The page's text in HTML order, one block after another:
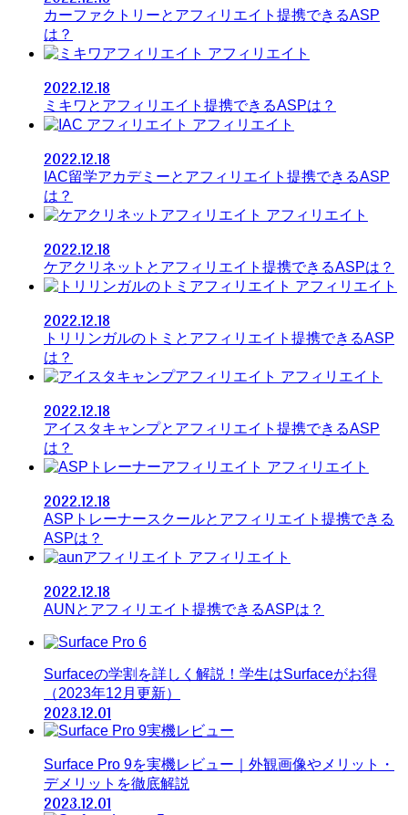
カーファクトリーとアフィリエイト提携できるASP
は？
アフィリエイト
2022.12.18
ミキワとアフィリエイト提携できるASPは？
アフィリエイト
2022.12.18
IAC留学アカデミーとアフィリエイト提携できるASP
は？
アフィリエイト
2022.12.18
ケアクリネットとアフィリエイト提携できるASPは？
アフィリエイト
2022.12.18
トリリンガルのトミとアフィリエイト提携できるASP
は？
アフィリエイト
2022.12.18
アイスタキャンプとアフィリエイト提携できるASP
は？
アフィリエイト
2022.12.18
ASPトレーナースクールとアフィリエイト提携できる
ASPは？
アフィリエイト
2022.12.18
AUNとアフィリエイト提携できるASPは？
Surfaceの学割を詳しく解説！学生はSurfaceがお得
（2023年12月更新）
2023.12.01
Surface Pro 9を実機レビュー｜外観画像やメリット・
デメリットを徹底解説
2023.12.01